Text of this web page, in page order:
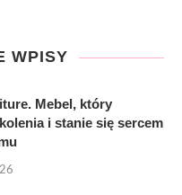
WPISY
Mebel, który
i stanie się sercem